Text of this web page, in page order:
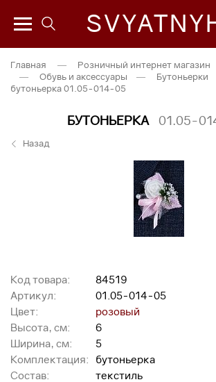
Главная — Розничный интернет магазин
—
Обувь и аксессуары — Бутоньерки
бутоньерка 01.05-014-05
БУТОНЬЕРКА 01.05-
Назад
Код товара:
84519
Артикул:
01.05-014-05
Цвет:
розовый
Высота, см:
6
Ширина, см:
5
Комплектация:
бутоньерка
Состав:
текстиль